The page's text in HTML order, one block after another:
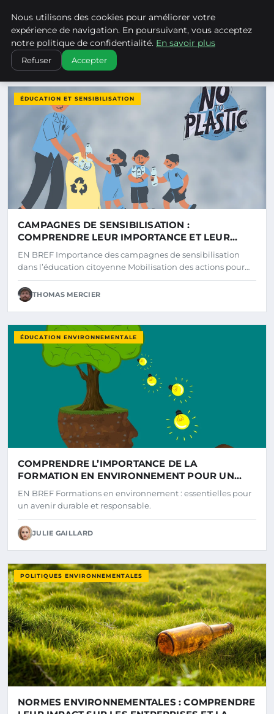
Climatechangenebraska -
CLIMATECHANGENEBRASKA
DERNIERS ARTICLES
ÉDUCATION ET SENSIBILISATION
CAMPAGNES DE SENSIBILISATION :
COMPRENDRE LEUR IMPORTANCE ET LEUR
IMPACT
EN BREF Importance des campagnes de sensibilisation
dans l’éducation citoyenne Mobilisation des actions pour…
THOMAS MERCIER
ÉDUCATION ENVIRONNEMENTALE
COMPRENDRE L’IMPORTANCE DE LA
FORMATION EN ENVIRONNEMENT POUR UN
AVENIR DURABLE
EN BREF Formations en environnement : essentielles pour
un avenir durable et responsable.
JULIE GAILLARD
POLITIQUES ENVIRONNEMENTALES
NORMES ENVIRONNEMENTALES : COMPRENDRE
Nous utilisons des cookies pour améliorer votre
expérience de navigation. En poursuivant, vous acceptez
notre politique de confidentialité. En savoir plus
Refuser Accepter